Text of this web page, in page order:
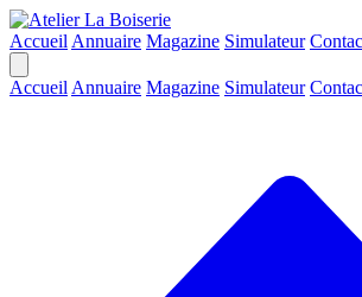
Accueil Annuaire Magazine Simulateur
Accueil Annuaire Magazine Simulateur